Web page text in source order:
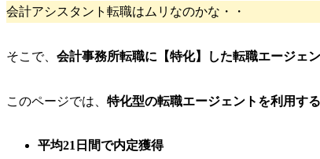
会計アシスタント転職はムリなのかな・・
そこで、 会計事務所転職に 【特化】 した転職エージェ
このページでは、 特化型の転職エージェントを利用す
平均21日間で内定獲得